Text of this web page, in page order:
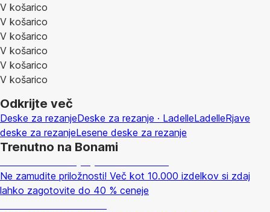
V košarico
V košarico
V košarico
V košarico
V košarico
V košarico
Odkrijte več
Deske za rezanjeDeske za rezanje · LadelleLadelleRjave
deske za rezanjeLesene deske za rezanje
Trenutno na Bonami
Ne zamudite priložnosti! Več kot 10.000 izdelkov si zdaj
lahko zagotovite do 40 % ceneje